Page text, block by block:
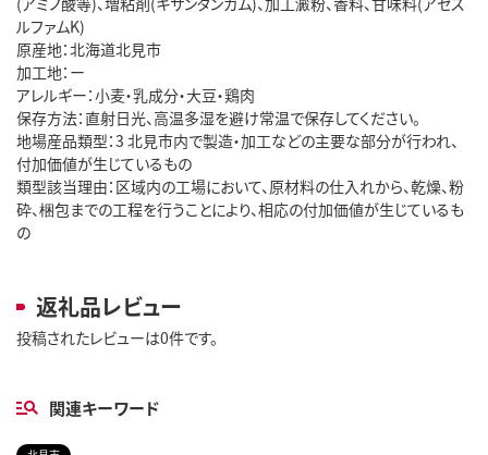
ルファムK)
原産地：北海道北見市
加工地：ー
アレルギー：小麦・乳成分・大豆・鶏肉
保存方法：直射日光、高温多湿を避け常温で保存してください。
地場産品類型：3 北見市内で製造・加工などの主要な部分が行われ、
付加価値が生じているもの
類型該当理由：区域内の工場において、原材料の仕入れから、乾燥、粉
砕、梱包までの工程を行うことにより、相応の付加価値が生じているも
の
返礼品レビュー
投稿されたレビューは0件です。
関連キーワード